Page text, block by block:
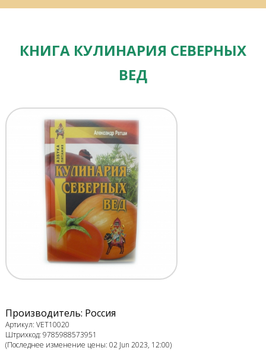
КНИГА КУЛИНАРИЯ СЕВЕРНЫХ
ВЕД
Производитель: Россия
Артикул: VET10020
Штрихкод: 9785988573951
(Последнее изменение цены: 02 Jun 2023, 12:00)